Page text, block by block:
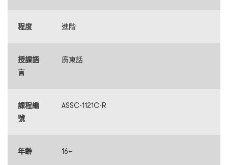
程度 進階
授課語
言
廣東話
課程編
號
ASSC-1121C-R
年齡 16+